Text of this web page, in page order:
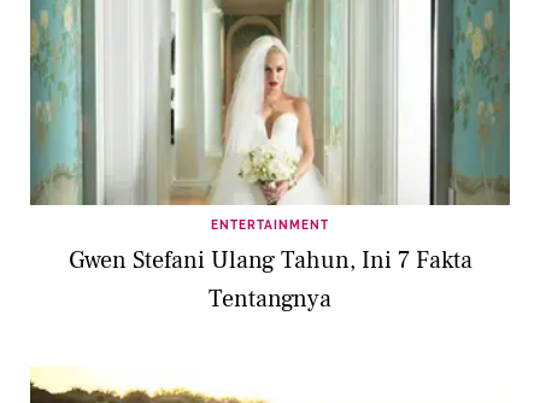
ENTERTAINMENT
Gwen Stefani Ulang Tahun, Ini 7 Fakta
Tentangnya